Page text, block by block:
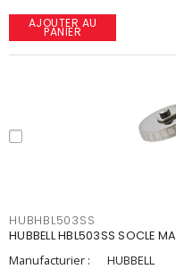
AJOUTER AU
PANIER
HUBHBL503SS
HUBBELL HBL503SS SOCLE
Manufacturier :
HUBBELL